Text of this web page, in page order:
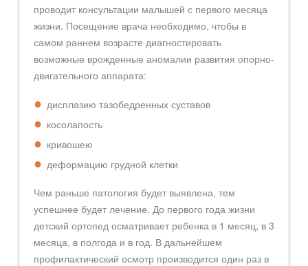
проводит консультации малышей с первого месяца
жизни. Посещение врача необходимо, чтобы в
самом раннем возрасте диагностировать
возможные врожденные аномалии развития опорно-
двигательного аппарата:
дисплазию тазобедренных суставов
косолапость
кривошею
деформацию грудной клетки
Чем раньше патология будет выявлена, тем
успешнее будет лечение. До первого года жизни
детский ортопед осматривает ребенка в 1 месяц, в 3
месяца, в полгода и в год. В дальнейшем
профилактический осмотр производится один раз в